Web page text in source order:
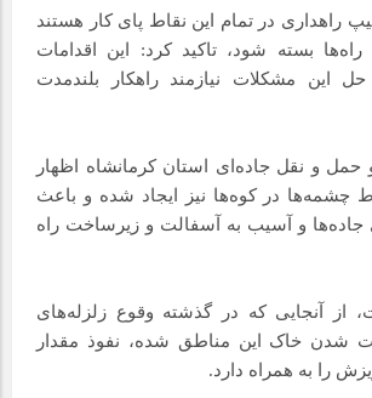
راهداری در تمام این نقاط پای کار هستند
بسته شود، تاکید کرد: این اقدامات
مشکلات نیازمند راهکار بلندمدت
حمل و نقل جاده‌ای استان کرمانشاه اظهار
چشمه‌ها در کوه‌ها نیز ایجاد شده و باعث
و آسیب به آسفالت و زیرساخت راه
از آنجایی که در گذشته وقوع زلزله‌های
شدن خاک این مناطق شده، نفوذ مقدار
را به همراه دارد.